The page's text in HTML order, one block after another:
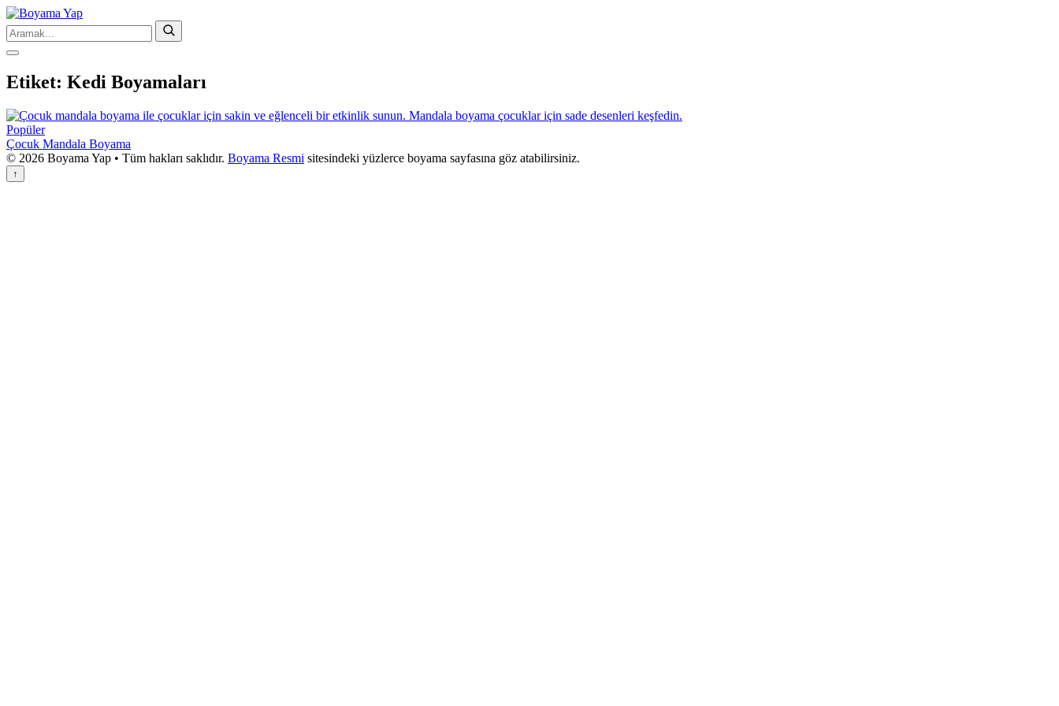
Etiket: Kedi Boyamaları
Popüler
Çocuk Mandala Boyama
© 2026 Boyama Yap • Tüm hakları saklıdır. Boyama Resmi sitesindeki yüzlerce boyama sayfasına göz atabilirsiniz.
↑